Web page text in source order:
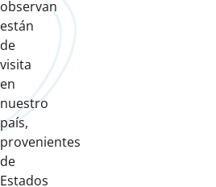
observan
están
de
visita
en
nuestro
país,
provenientes
de
Estados